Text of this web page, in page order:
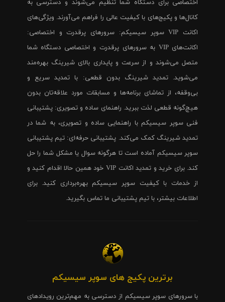
اختصاصی برای دستگاه شما تنظیم می‌شوند و دسترسی به
کانال‌ها و پکیج‌های با کیفیت عالی را فراهم می‌آورند. ویژگی‌های
اکانت VIP سوپر سیسیکم: سرورهای پرقدرت و اختصاصی:
اکانت‌های VIP به سرورهای پرقدرت و اختصاصی دستگاه شما
متصل می‌شوند و از سرعت و پایداری بالای شیرینگ بهره‌مند
می‌شوید. تمدید شیرینگ بدون قطعی: با تمدید سریع و
بی‌وقفه، از تماشای برنامه‌ها و مسابقات مورد علاقه‌تان بدون
هیچ‌گونه قطعی لذت ببرید. راهنمای ساده و تصویری: پشتیبانی
فنی سوپر سیسیکم با راهنمایی ساده و تصویری، به شما در
تمدید شیرینگ کمک می‌کند. پشتیبانی حرفه‌ای: تیم پشتیبانی
سوپر سیسیکم آماده است تا هرگونه سوال یا مشکل شما را حل
کند. برای خرید و تمدید اکانت VIP خود همین حالا اقدام کنید و
از خدمات با کیفیت سوپر سیسیکم بهره‌برداری کنید. برای
اطلاعات بیشتر، با تیم پشتیبانی ما تماس بگیرید.
برترین پکیج های سوپر سیسیکم
با سرورهای سوپر سیسیکم از دسترسی به مهم‌ترین رویدادهای